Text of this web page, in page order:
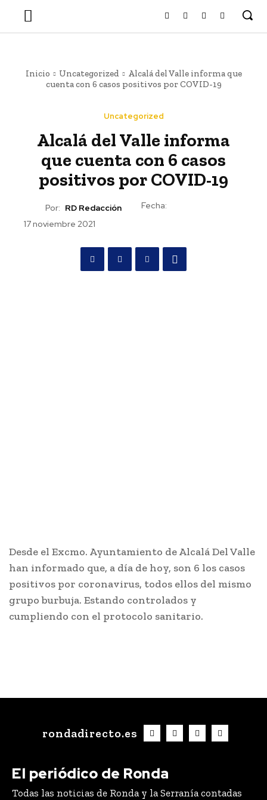
Inicio Uncategorized
Alcalá del Valle informa que
cuenta con 6 casos positivos por COVID-19
Uncategorized
Alcalá del Valle informa
que cuenta con 6 casos
positivos por COVID-19
Por: RD Redacción
Fecha:
17 noviembre 2021
Desde el Excmo. Ayuntamiento de Alcalá Del Valle
han informado que, a día de hoy, son 6 los casos
positivos por coronavirus, todos ellos del mismo
grupo burbuja. Estando controlados y
cumpliendo con el protocolo sanitario.
rondadirecto.es
El periódico de Ronda
Todas las noticias de Ronda y la Serranía contadas